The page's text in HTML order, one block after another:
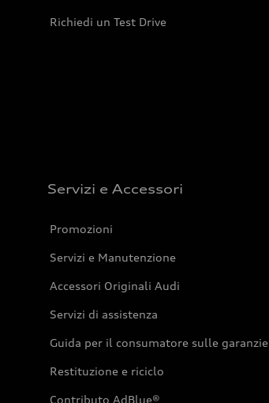
Richiedi un Test Drive
Servizi e Accessori
Promozioni
Servizi e Manutenzione
Accessori Originali Audi
Servizi di assistenza
Guida per il consumatore sulle garanzie
Restituzione e riciclo
Contributo AdBlue®